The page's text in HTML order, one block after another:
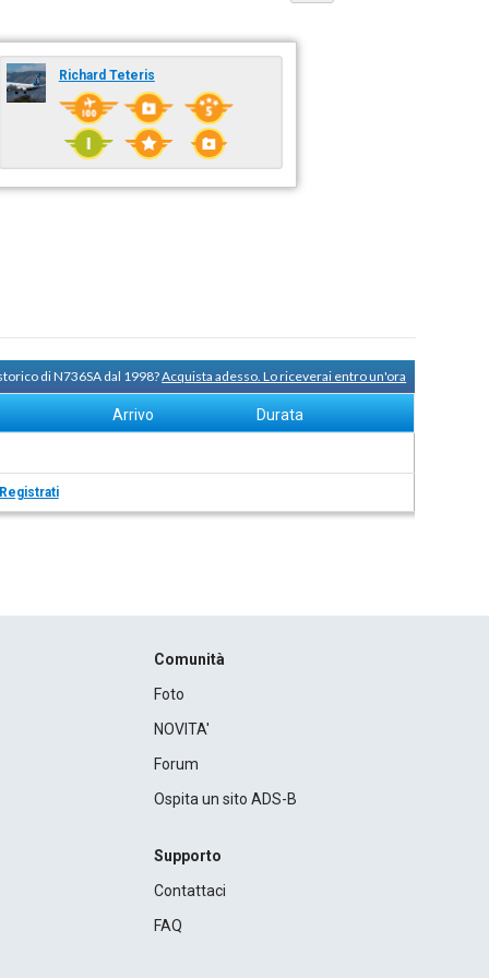
Richard Teteris
di N736SA dal 1998?Acquista adesso. Lo riceverai entro un'ora
Arrivo Durata
Comunità
Foto
NOVITA'
Forum
Ospita un sito ADS-B
Supporto
Contattaci
FAQ